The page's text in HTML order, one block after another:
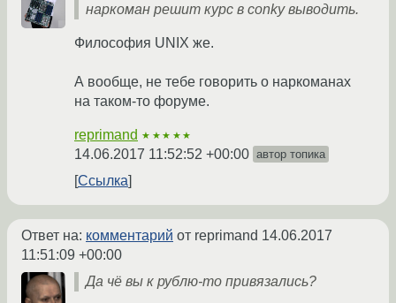
наркоман решит курс в conky выводить.
Философия UNIX же.
А вообще, не тебе говорить о наркоманах
на таком-то форуме.
reprimand ★★★★★
14.06.2017 11:52:52 +00:00 автор топика
Ссылка
Ответ на: комментарий от reprimand 14.06.2017
11:51:09 +00:00
Да чё вы к рублю-то привязались?